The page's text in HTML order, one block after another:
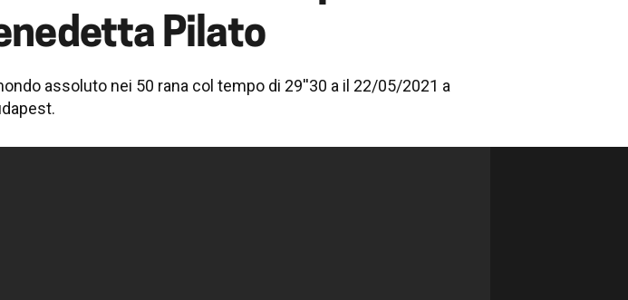
Pilato
assoluto nei 50 rana col tempo di 29''30 a il 22/05/2021 a